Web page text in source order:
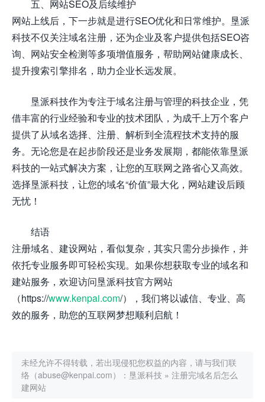
五、网站SEO及后续维护
网站上线后，下一步就是进行SEO优化和日常维护。垦派
科技不仅关注域名注册，还为企业及客户提供包括SEO咨
询、网站安全检测等多项增值服务，帮助网站健康成长、
提升搜索引擎排名，助力企业长远发展。
垦派科技作为专注于域名注册与管理的科技企业，凭
借丰富的行业经验和专业的技术团队，为成千上万个客户
提供了从域名选择、注册、解析到全流程技术支持的服
务。无论您是在起步阶段还是业务发展期，都能依靠垦派
科技的一站式解决方案，让您的互联网之路省心又高效。
选择垦派科技，让您的域名“价值”最大化，网站建设后顾
无忧！
结语
注册域名、建设网站，看似复杂，其实只需分步操作，并
依托专业服务即可轻松实现。如果你想获取专业的域名和
建站服务，欢迎访问垦派科技官方网站
（https://www.kenpai.com/），我们将以诚信、专业、高
效的服务，助您的互联网梦想顺利启航！
未经允许不得转载，若出现侵犯您权益的内容，请与我们联
络（abuse@kenpai.com）： 垦派科技 » 注册完域名后怎么
建网站